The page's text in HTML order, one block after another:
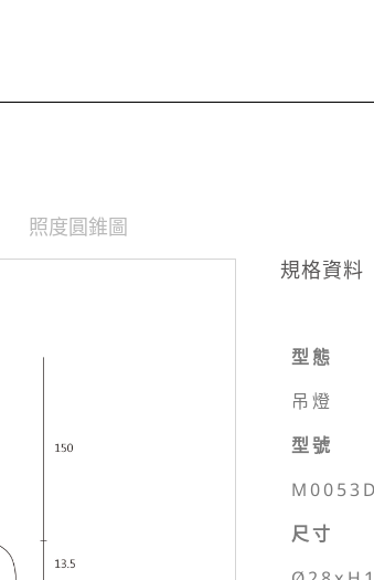
照度圓錐圖
規格資料
型態
吊燈
型號
尺寸